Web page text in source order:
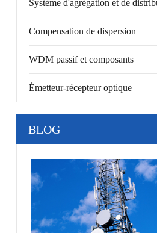
Système d'agrégation et de
Compensation de dispersion
WDM passif et composants
Émetteur-récepteur optique
BLOG